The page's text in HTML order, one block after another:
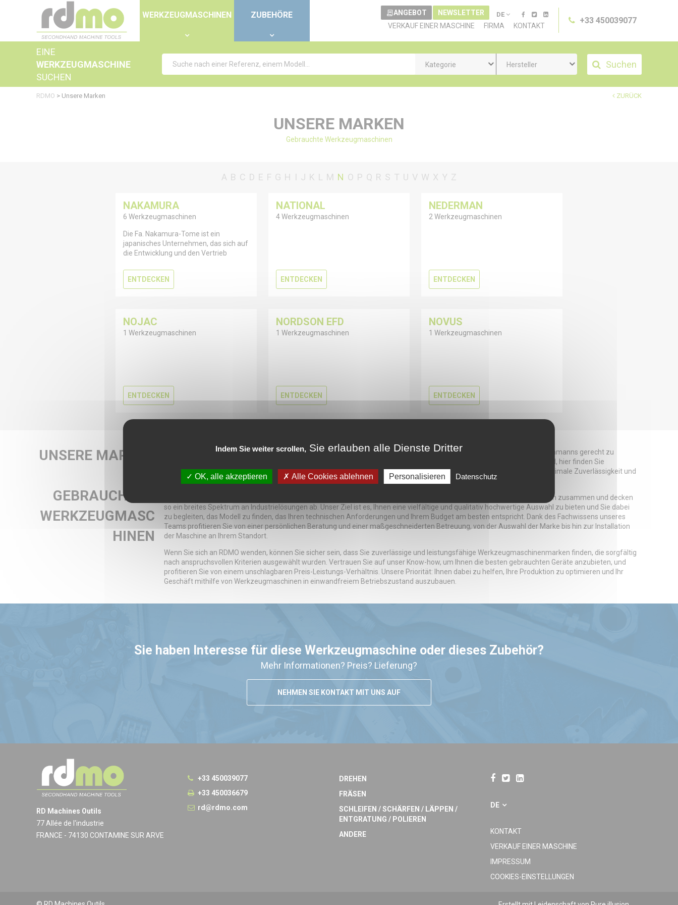
Indem Sie weiter scrollen,Sie erlauben alle Dienste Dritter
OK, alle akzeptieren Alle Cookies ablehnen Personalisieren Datenschutz
WERKZEUGMASCHINEN ZUBEHÖRE
+33 450039077
ANGEBOT NEWSLETTER DE
VERKAUF EINER MASCHINE FIRMA KONTAKT
EINE
WERKZEUGMASCHINE
SUCHEN
Kategorie Hersteller Suchen
ZURÜCK
RDMO > Unsere Marken
UNSERE MARKEN
Gebrauchte Werkzeugmaschinen
A B C D E F G H I J K L M N O P Q R S T U V W X Y Z
NAKAMURA
6 Werkzeugmaschinen
Die Fa. Nakamura-Tome ist ein
japanisches Unternehmen, das sich auf
die Entwicklung und den Vertrieb
ENTDECKEN
NATIONAL
4 Werkzeugmaschinen
ENTDECKEN
NEDERMAN
2 Werkzeugmaschinen
ENTDECKEN
NOJAC
1 Werkzeugmaschinen
ENTDECKEN
NORDSON EFD
1 Werkzeugmaschinen
ENTDECKEN
NOVUS
1 Werkzeugmaschinen
ENTDECKEN
UNSERE MARKEN
GEBRAUCHTEN
WERKZEUGMASC
HINEN
Bei RDMO bieten wir eine große Auswahl an gebrauchten Werkzeugmaschinenmarken an, um den Bedürfnissen jedes Fachmanns gerecht zu
werden. Egal, ob Sie auf der Suche nach Drehmaschinen, Fräsmaschinen, Schleifmaschinen oder Bearbeitungszentren sind, hier finden Sie
Referenzen, die zu den anerkanntesten auf dem Markt gehören. Jede Maschine wird sorgfältig überholt, um Ihnen eine optimale Zuverlässigkeit und
eine lange Lebensdauer zu garantieren.
Aufgrund unserer Erfahrung im An- und Verkauf von Werkzeugmaschinen arbeiten wir mit vielen renommierten Herstellern zusammen und decken
so ein breites Spektrum an Industrielösungen ab. Unser Ziel ist es, Ihnen eine vielfältige und qualitativ hochwertige Auswahl zu bieten und Sie dabei
zu begleiten, das Modell zu finden, das Ihren technischen Anforderungen und Ihrem Budget am besten entspricht. Dank des Fachwissens unseres
Teams profitieren Sie von einer persönlichen Beratung und einer maßgeschneiderten Betreuung, von der Auswahl der Marke bis hin zur Installation
der Maschine an Ihrem Standort.
Wenn Sie sich an RDMO wenden, können Sie sicher sein, dass Sie zuverlässige und leistungsfähige Werkzeugmaschinenmarken finden, die sorgfältig
nach anspruchsvollen Kriterien ausgewählt wurden. Vertrauen Sie auf unser Know-how, um Ihnen die besten gebrauchten Geräte anzubieten, und
profitieren Sie von einem unschlagbaren Preis-Leistungs-Verhältnis. Unsere Priorität: Ihnen dabei zu helfen, Ihre Produktion zu optimieren und Ihr
Geschäft mithilfe von Werkzeugmaschinen in einwandfreiem Betriebszustand auszubauen.
Sie haben Interesse für diese Werkzeugmaschine oder dieses Zubehör?
Mehr Informationen? Preis? Lieferung?
NEHMEN SIE KONTAKT MIT UNS AUF
RD Machines Outils
77 Allée de l'industrie
FRANCE - 74130 CONTAMINE SUR ARVE
+33 450039077
+33 450036679
rd@rdmo.com
DREHEN
FRÄSEN
SCHLEIFEN / SCHÄRFEN / LÄPPEN /
ENTGRATUNG / POLIEREN
ANDERE
DE
KONTAKT
VERKAUF EINER MASCHINE
IMPRESSUM
COOKIES-EINSTELLUNGEN